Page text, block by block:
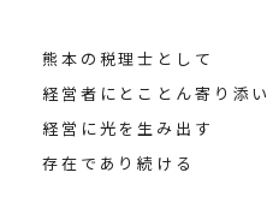
熊本の税理士として
経営者にとことん寄り添い
経営に光を生み出す
存在であり続ける